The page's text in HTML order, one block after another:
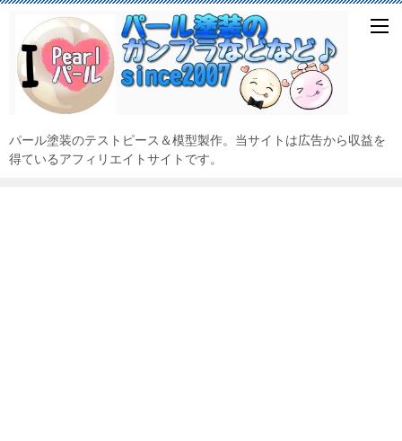
パール塗装のテストピース＆模型製作。当サイトは広告から収益を
得ているアフィリエイトサイトです。